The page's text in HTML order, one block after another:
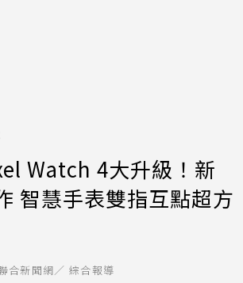
Watch 4大升級！新
智慧手表雙指互點超方
合新聞網／ 綜合報導